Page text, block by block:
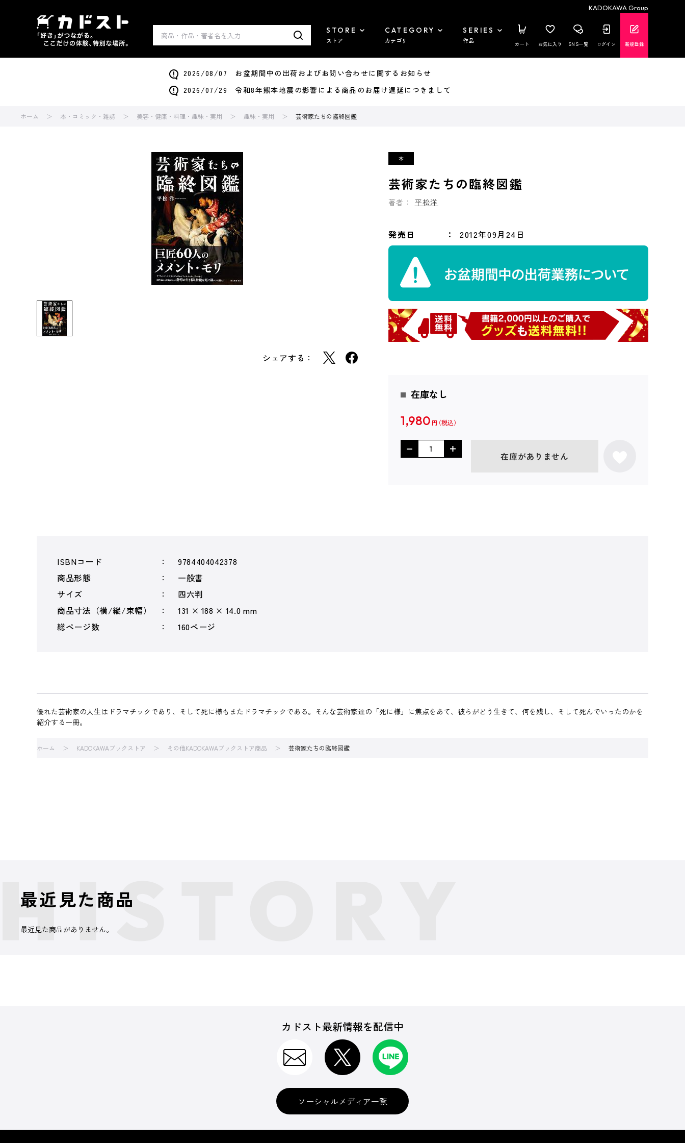
KADOKAWA Group
STORE
ストア
CATEGORY
カテゴリ
SERIES
作品 カート お気に入り SNS一覧 ログイン 新規登録
2026/08/07 お盆期間中の出荷およびお問い合わせに関するお知らせ
2026/07/29 令和8年熊本地震の影響による商品のお届け遅延につきまして
ホーム 本・コミック・雑誌 美容・健康・料理・趣味・実用 趣味・実用 芸術家たちの臨終図鑑
シェアする：
芸術家たちの臨終図鑑
著者： 平松洋
発売日 2012年09月24日
在庫なし
1,980 円
在庫がありません
ISBNコード
9784404042378
商品形態
一般書
サイズ
四六判
商品寸法（横/縦/束幅）
131 × 188 × 14.0 mm
総ページ数
160ページ
優れた芸術家の人生はドラマチックであり、そして死に様もまたドラマチックである。そんな芸術家達の「死に様」に焦点をあて、彼らがどう生きて、何を残し、そして死んでいったのかを
紹介する一冊。
ホーム KADOKAWAブックストア その他KADOKAWAブックストア商品 芸術家たちの臨終図鑑
最近見た商品
最近見た商品がありません。
カドスト最新情報を配信中
ソーシャルメディア一覧